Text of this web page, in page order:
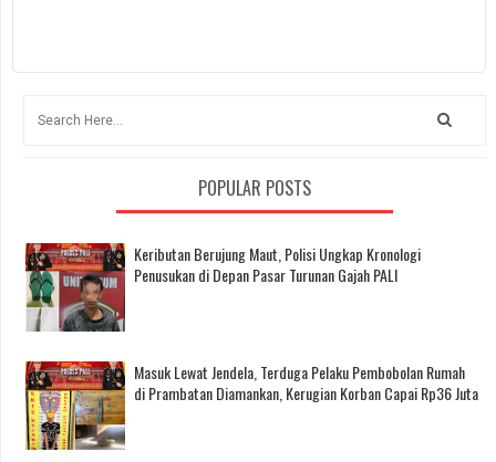
POPULAR POSTS
Keributan Berujung Maut, Polisi Ungkap Kronologi
Penusukan di Depan Pasar Turunan Gajah PALI
Masuk Lewat Jendela, Terduga Pelaku Pembobolan Rumah
di Prambatan Diamankan, Kerugian Korban Capai Rp36 Juta